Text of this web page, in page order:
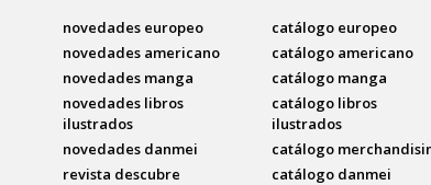
novedades europeo
novedades americano
novedades manga
novedades libros
ilustrados
novedades danmei
revista descubre
catálogo europeo
catálogo americano
catálogo manga
catálogo libros
ilustrados
catálogo
catálogo danmei